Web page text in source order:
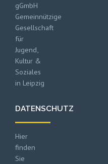
gGmbH
Gemeinnützige
Gesellschaft
für
Jugend,
Kultur &
Soziales
in Leipzig
DATENSCHUTZ
Hier
finden
Sie